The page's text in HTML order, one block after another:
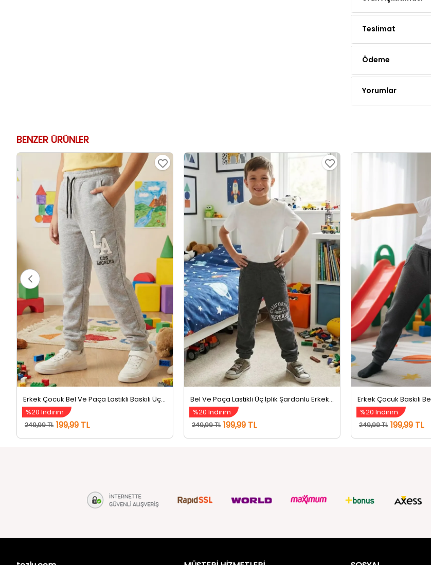
Teslimat
Erkek Çocuk Bel Ve Paça Lastikli Baskılı Üç İplik Şardonlu Eşofman Altı Gri
%20 İndirim
249,99 TL 199,99 TL
Bel Ve Paça Lastikli Üç İplik Şardonlu Erkek Çocuk Eşofman Altı Koyugri
%20 İndirim
249,99 TL 199,99 TL
%20 İndirim
249,99 TL 199,99 TL
tozlu.com
MÜŞTERİ HİZMETLERİ
SOSYAL